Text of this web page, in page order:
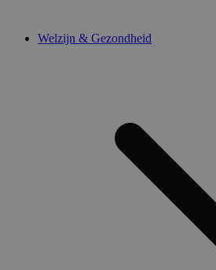
Welzijn & Gezondheid